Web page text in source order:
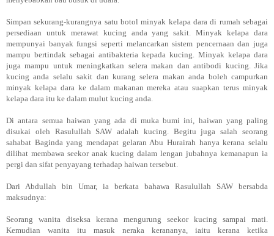
Simpan sekurang-kurangnya satu botol minyak kelapa dara di rumah sebagai
persediaan untuk merawat kucing anda yang sakit. Minyak kelapa dara
mempunyai banyak fungsi seperti melancarkan sistem pencernaan dan juga
mampu bertindak sebagai antibakteria kepada kucing. Minyak kelapa dara
juga mampu untuk meningkatkan selera makan dan antibodi kucing. Jika
kucing anda selalu sakit dan kurang selera makan anda boleh campurkan
minyak kelapa dara ke dalam makanan mereka atau suapkan terus minyak
kelapa dara itu ke dalam mulut kucing anda.
Di antara semua haiwan yang ada di muka bumi ini, haiwan yang paling
disukai oleh Rasulullah SAW adalah kucing. Begitu juga salah seorang
sahabat Baginda yang mendapat gelaran Abu Hurairah hanya kerana selalu
dilihat membawa seekor anak kucing dalam lengan jubahnya kemanapun ia
pergi dan sifat penyayang terhadap haiwan tersebut.
Dari Abdullah bin Umar, ia berkata bahawa Rasulullah SAW bersabda
maksudnya:
Seorang wanita diseksa kerana mengurung seekor kucing sampai mati.
Kemudian wanita itu masuk neraka kerananya, iaitu kerana ketika